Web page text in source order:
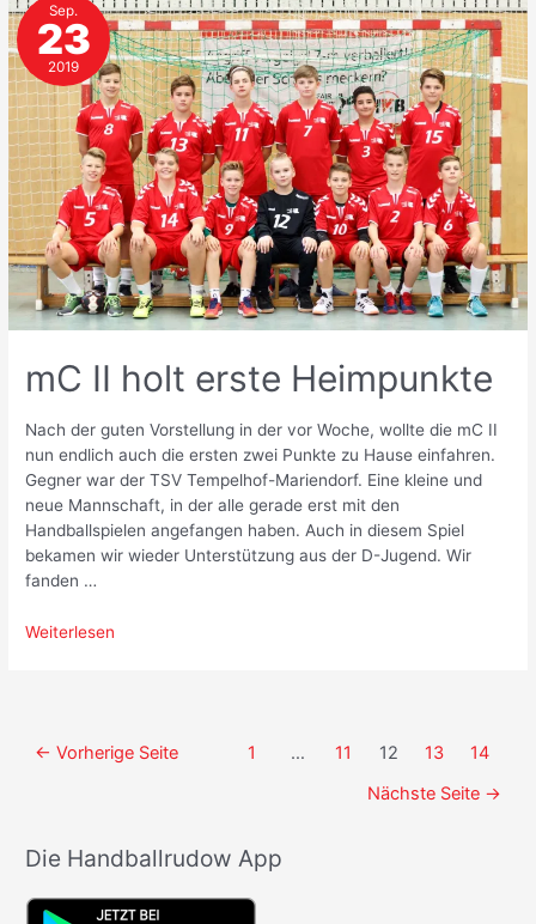
ersten
zwei
Punkte
Sep.
23
2019
mC II holt erste Heimpunkte
Nach der guten Vorstellung in der vor Woche, wollte die mC II
nun endlich auch die ersten zwei Punkte zu Hause einfahren.
Gegner war der TSV Tempelhof-Mariendorf. Eine kleine und
neue Mannschaft, in der alle gerade erst mit den
Handballspielen angefangen haben. Auch in diesem Spiel
bekamen wir wieder Unterstützung aus der D-Jugend. Wir
fanden …
mC
Weiterlesen
Seitennummerierung
← Vorherige Seite 1 … 11 12 13
14
Nächste Seite →
Die Handballrudow App